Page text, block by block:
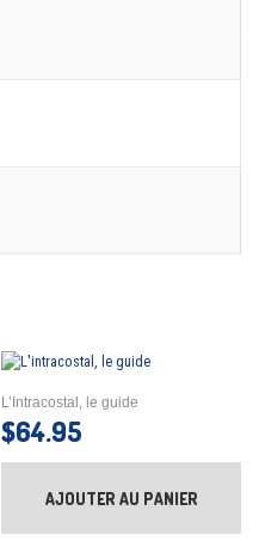
L’Intracostal, le guide
$64.95
AJOUTER AU PANIER